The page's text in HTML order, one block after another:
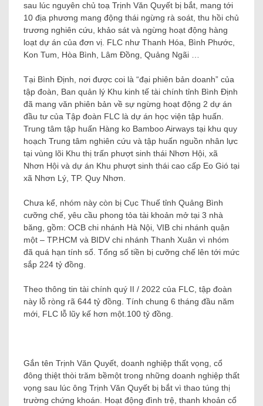
sau lúc nguyên chủ toạ Trịnh Văn Quyết bị bắt, mang tới
10 địa phương mang động thái ngừng rà soát, thu hồi chủ
trương nghiên cứu, khảo sát và ngừng hoạt động hàng
loạt dự án của đơn vị. FLC như Thanh Hóa, Bình Phước,
Kon Tum, Hòa Bình, Lâm Đồng, Quảng Ngãi …
Tại Bình Định, nơi được coi là “đại phiên bản doanh” của
tập đoàn, Ban quản lý Khu kinh tế tài chính tỉnh Bình Định
đã mang văn phiên bản về sự ngừng hoạt động 2 dự án
đầu tư của Tập đoàn FLC là dự án học viện tập huấn.
Trung tâm tập huấn Hàng ko Bamboo Airways tại khu quy
hoạch Trung tâm nghiên cứu và tập huấn nguồn nhân lực
tại vùng lõi Khu thị trấn phượt sinh thái Nhơn Hội, xã
Nhơn Hội và dự án Khu phượt sinh thái cao cấp Eo Gió tại
xã Nhơn Lý, TP. Quy Nhơn.
Chưa kể, nhóm này còn bị Cục Thuế tỉnh Quảng Bình
cưỡng chế, yêu cầu phong tỏa tài khoản mở tại 3 nhà
băng, gồm: OCB chi nhánh Hà Nội, VIB chi nhánh quận
một – TP.HCM và BIDV chi nhánh Thanh Xuân vì nhóm
đã quá hạn tính sổ. Tổng số tiền bị cưỡng chế lên tới mức
sắp 224 tỷ đồng.
Theo thông tin tài chính quý II / 2022 của FLC, tập đoàn
này lỗ ròng rã 644 tỷ đồng. Tính chung 6 tháng đầu năm
mới, FLC lỗ lũy kế hơn một.100 tỷ đồng.
Gắn tên Trịnh Văn Quyết, doanh nghiệp thất vọng, cổ
đông thiệt thòi trăm bềmột trong những doanh nghiệp thất
vọng sau lúc ông Trịnh Văn Quyết bị bắt vì thao túng thị
trường chứng khoán. Hoạt động đình trệ, thanh khoản cổ